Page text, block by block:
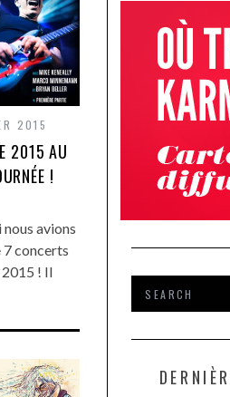
2015
2015 AU
avions
7 concerts
2015 ! Il